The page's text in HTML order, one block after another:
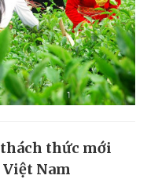
thức mới
Nam